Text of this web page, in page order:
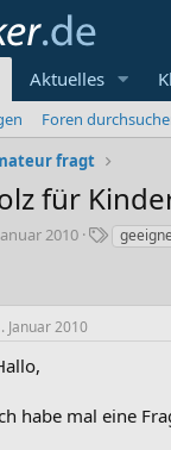
Aktuelles
Foren
fragt
für
2010
S
r
t
Januar 2010
habe mal eine